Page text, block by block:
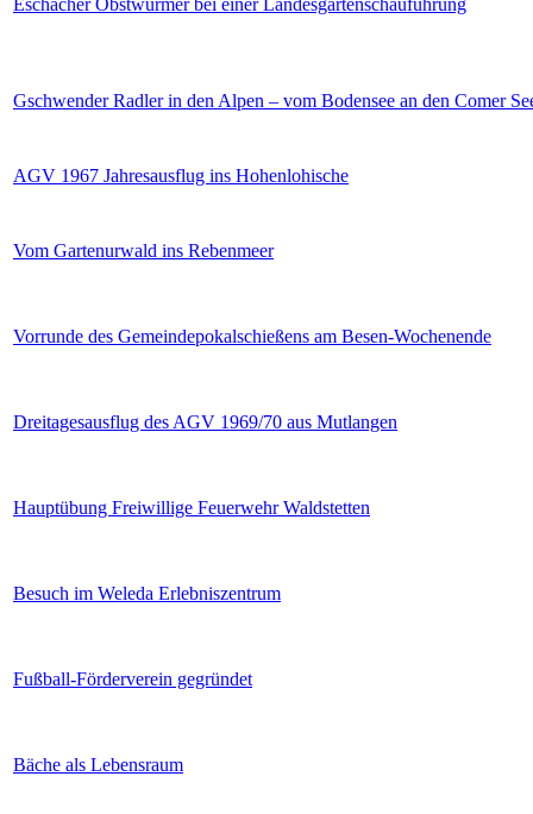
Eschacher Obstwürmer bei einer Landesgartenschauführung
Gschwender Radler in den Alpen – vom Bodensee an den Comer
AGV 1967 Jahresausflug ins Hohenlohische
Vom Gartenurwald ins Rebenmeer
Vorrunde des Gemeindepokalschießens am Besen-Wochenende
Dreitagesausflug des AGV 1969/70 aus Mutlangen
Hauptübung Freiwillige Feuerwehr Waldstetten
Besuch im Weleda Erlebniszentrum
Fußball-Förderverein gegründet
Bäche als Lebensraum